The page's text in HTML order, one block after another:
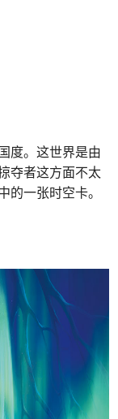
度。这世界是由
夺者这方面不太
的一张时空卡。